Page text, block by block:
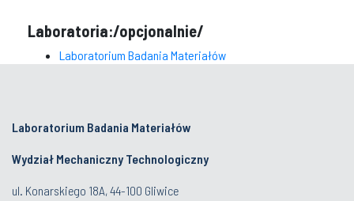
Laboratoria:/opcjonalnie/
Laboratorium Badania Materiałów
Laboratorium Badania Materiałów
Wydział Mechaniczny Technologiczny
ul. Konarskiego 18A, 44-100 Gliwice